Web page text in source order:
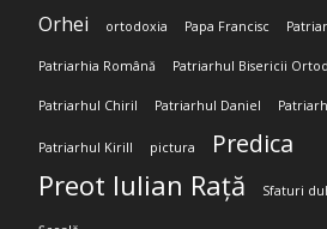
Orhei ortodoxia Papa Francisc
Patriarhia Română Patriarhul Bisericii
Patriarhul Chiril Patriarhul Daniel
Patriarhul Kirill pictura Predica
Preot Iulian Rață Sfaturi